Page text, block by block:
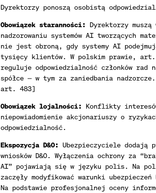
Dyrektorzy ponoszą osobistą
Obowiązek staranności: Dyrektorzy
nadzorowaniu systemów AI tworzących
nie jest obroną, gdy systemy AI
tysięcy klientów. W polskim prawie, art.
reguluje odpowiedzialność członków rad
spółce — w tym za zaniedbania
art. 483]
Obowiązek lojalności: Konflikty
niepowiadomienie akcjonariuszy o
odpowiedzialność.
Ekspozycja D&O: Ubezpieczyciele dodają
wniosków D&O. Wyłączenia ochrony za
AI” pojawiają się w języku polis. Na
zaczęły modyfikować warunki
Na podstawie profesjonalnej oceny